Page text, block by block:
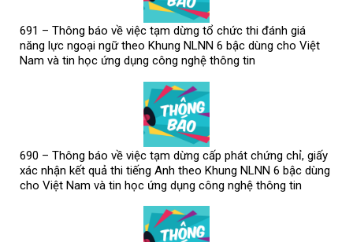
691 – Thông báo về việc tạm dừng tổ chức thi đánh giá
năng lực ngoại ngữ theo Khung NLNN 6 bậc dùng cho Việt
Nam và tin học ứng dụng công nghệ thông tin
690 – Thông báo về việc tạm dừng cấp phát chứng chỉ, giấy
xác nhận kết quả thi tiếng Anh theo Khung NLNN 6 bậc dùng
cho Việt Nam và tin học ứng dụng công nghệ thông tin